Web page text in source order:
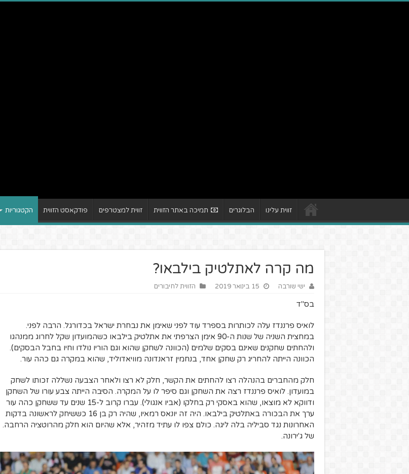
זווית עלינו הבלוגרים תמיכה באתר הזווית זווית למצטרפים פודקאסט הזווית הקטגוריות
מה קרה לאתלטיק בילבאו?
ישי שורבה 15 בינואר 2019 הזווית לחיבורים
בס"ד
לואיס פרננדז עלה לכותרות בספרד עוד לפני שאימן את נבחרת ישראל בכדורגל. הרבה לפני.
במחצית השניה של שנות ה-90 אימן הצרפתי את אתלטיק בילבאו כשהמועדון שקל לחרוג ממנהגו
ולהחתים שחקנים שאינם בסקים שלמים (הכוונה לשחקן שהוא וגם הוריו נולדו וחיו בחבל הבסקים).
הכוונה הייתה להחריג רק שחקן אחד, בנחמין זראנדונה מוויאדוליד, שהוא במקרה גם כהה עור.
חלק מהחברים בהנהלה רצו להחתים את הקשר, חלק לא רצו ולאחר הצבעה נשללה זכותו לשחק
במועדון. לואיס פרננדז רצה את השחקן וגם סיפר לו על המקרה. הסיבה הייתה צבע עורו של השחקן
ודווקא לא מוצאו, שהוא באסקי רק בחלקו (אביו אנגולי). עברו קרוב ל-15 שנים עד ששחקן כהה עור
ערך את הבכורה באתלטיק בילבאו. היה זה יונאס רמאיו, שהיה רק בן 16 כששיחק לראשונה בדקות
האחרונות נגד סביליה בלה ליגה. כולם צפו לו עתיד מזהיר, אלא שהיום הוא חלק מהרוטציה הרחבה.
של ג'ירונה.